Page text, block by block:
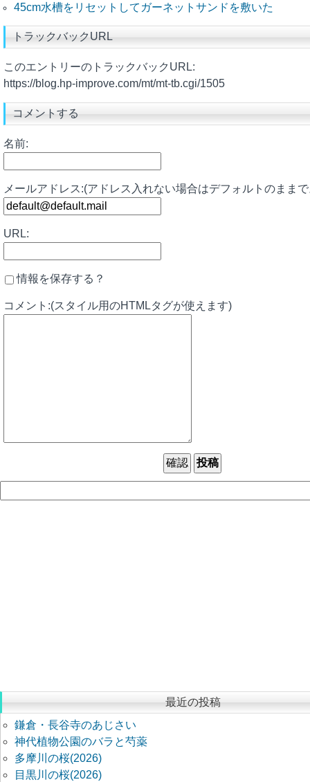
45cm水槽をリセットしてガーネットサンドを敷いた
トラックバックURL
このエントリーのトラックバックURL:
https://blog.hp-improve.com/mt/mt-tb.cgi/1505
コメントする
名前:
メールアドレス:(アドレス入れない場合はデフォルトのまま
URL:
情報を保存する？
コメント:(スタイル用のHTMLタグが使えます)
最近の投稿
鎌倉・長谷寺のあじさい
神代植物公園のバラと芍薬
多摩川の桜(2026)
目黒川の桜(2026)